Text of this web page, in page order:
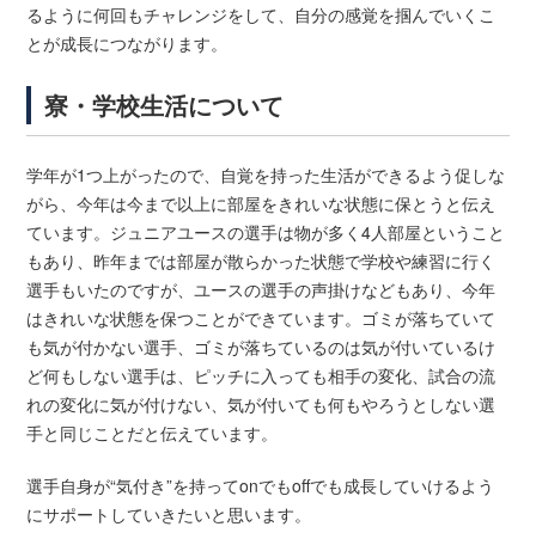
るように何回もチャレンジをして、自分の感覚を掴んでいくこ
とが成長につながります。
寮・学校生活について
学年が1つ上がったので、自覚を持った生活ができるよう促しな
がら、今年は今まで以上に部屋をきれいな状態に保とうと伝え
ています。ジュニアユースの選手は物が多く4人部屋ということ
もあり、昨年までは部屋が散らかった状態で学校や練習に行く
選手もいたのですが、ユースの選手の声掛けなどもあり、今年
はきれいな状態を保つことができています。ゴミが落ちていて
も気が付かない選手、ゴミが落ちているのは気が付いているけ
ど何もしない選手は、ピッチに入っても相手の変化、試合の流
れの変化に気が付けない、気が付いても何もやろうとしない選
手と同じことだと伝えています。
選手自身が“気付き”を持ってonでもoffでも成長していけるよう
にサポートしていきたいと思います。